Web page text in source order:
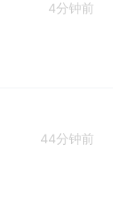
4分钟前
44分钟前